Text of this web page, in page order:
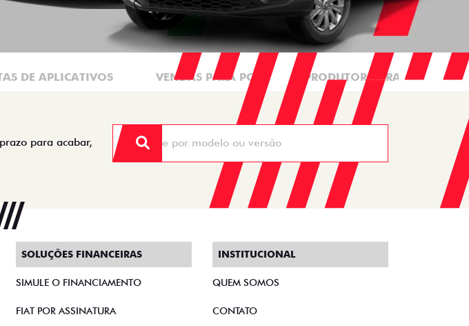
DE APLICATIVOS VENDAS PARA PCD PRODUTOR RURAL
para acabar,
SOLUÇÕES FINANCEIRAS
SIMULE O FINANCIAMENTO
FIAT POR ASSINATURA
INSTITUCIONAL
QUEM SOMOS
CONTATO